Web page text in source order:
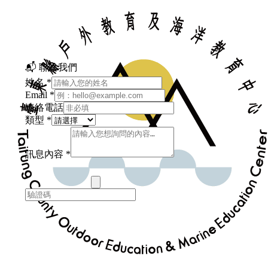
📬 聯絡我們
姓名*
Email *
連絡電話
類型 *
訊息內容 *